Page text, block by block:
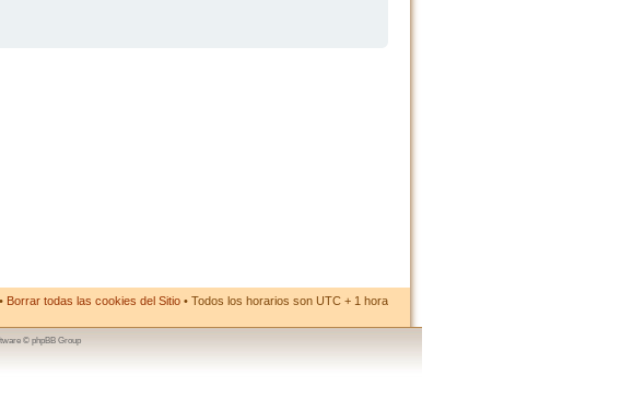
• Borrar todas las cookies del Sitio • Todos los horarios son UTC + 1 hora
© phpBB Group